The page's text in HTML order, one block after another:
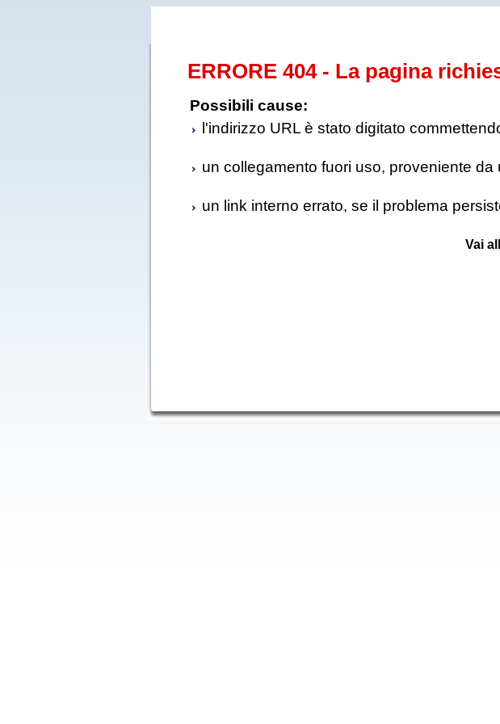
ERRORE 404 - La pagina
Possibili cause:
l'indirizzo URL è stato digitato
un collegamento fuori uso, proveniente
un link interno errato, se il problema
Vai